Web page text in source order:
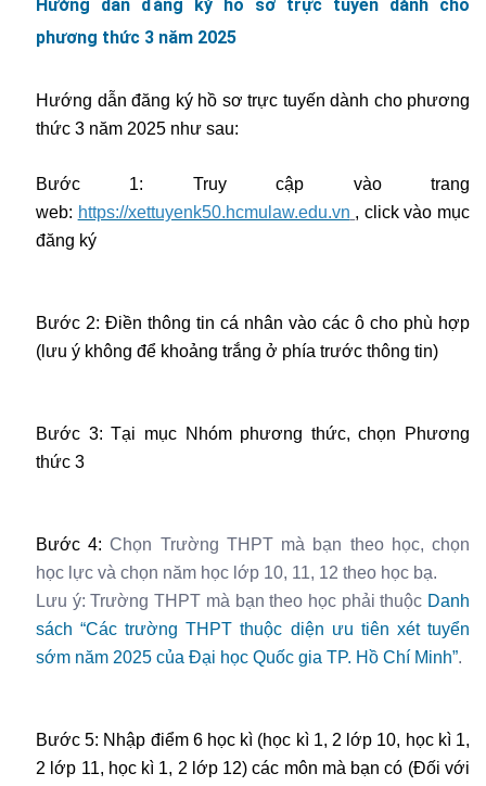
Hướng dẫn đăng ký hồ sơ trực tuyến dành cho
phương thức 3 năm 2025
Hướng dẫn đăng ký hồ sơ trực tuyến dành cho phương
thức 3 năm 2025 như sau:
Bước 1: Truy cập vào trang
web: https://xettuyenk50.hcmulaw.edu.vn , click vào mục
đăng ký
Bước 2: Điền thông tin cá nhân vào các ô cho phù hợp
(lưu ý không để khoảng trắng ở phía trước thông tin)
Bước 3: Tại mục Nhóm phương thức, chọn Phương
thức 3
Bước 4:Chọn Trường THPT mà bạn theo học, chọn
học lực và chọn năm học lớp 10, 11, 12 theo học bạ.
Lưu ý: Trường THPT mà bạn theo học phải thuộc Danh
sách “Các trường THPT thuộc diện ưu tiên xét tuyển
sớm năm 2025 của Đại học Quốc gia TP. Hồ Chí Minh”.
Bước 5: Nhập điểm 6 học kì (học kì 1, 2 lớp 10, học kì 1,
2 lớp 11, học kì 1, 2 lớp 12) các môn mà bạn có (Đối với